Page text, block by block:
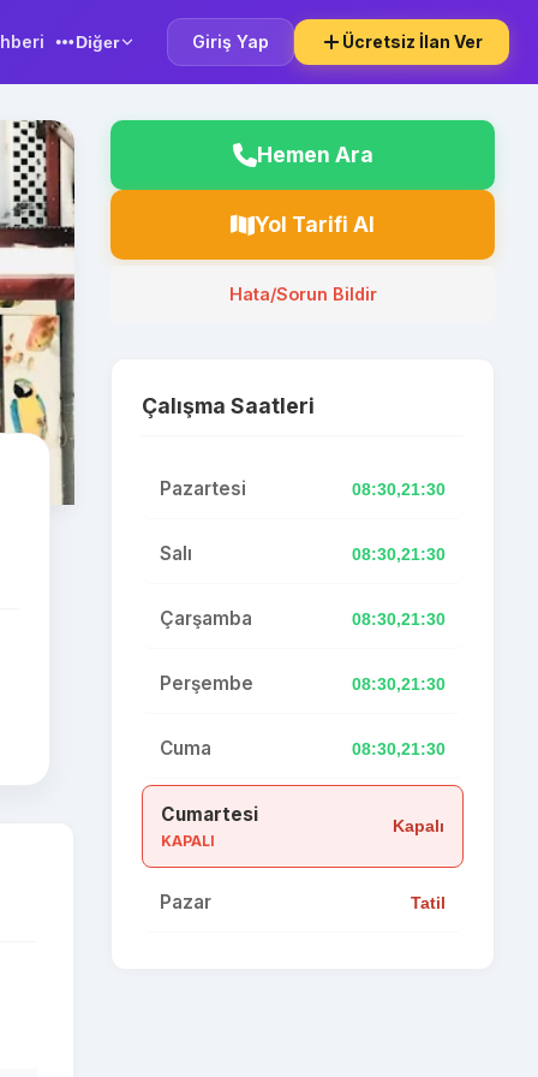
Diğer Giriş Yap Ücretsiz İlan Ver
Hemen Ara
Yol Tarifi Al
Hata/Sorun Bildir
Çalışma Saatleri
Pazartesi 08:30,21:30
Salı 08:30,21:30
Çarşamba 08:30,21:30
Perşembe 08:30,21:30
Cuma 08:30,21:30
Cumartesi
KAPALI
Kapalı
Pazar Tatil